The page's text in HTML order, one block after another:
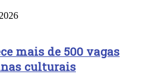
mais de 500 vagas
culturais